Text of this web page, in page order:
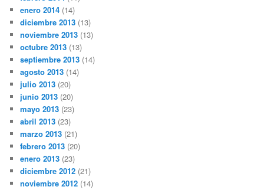
enero 2014 (14)
diciembre 2013 (13)
noviembre 2013 (13)
octubre 2013 (13)
septiembre 2013 (14)
agosto 2013 (14)
julio 2013 (20)
junio 2013 (20)
mayo 2013 (23)
abril 2013 (23)
marzo 2013 (21)
febrero 2013 (20)
enero 2013 (23)
diciembre 2012 (21)
noviembre 2012 (14)